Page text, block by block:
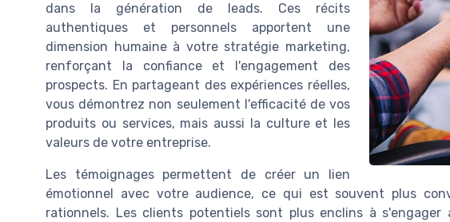
dans la génération de leads. Ces récits
authentiques et personnels apportent une
dimension humaine à votre stratégie marketing,
renforçant la confiance et l'engagement des
prospects. En partageant des expériences réelles,
vous démontrez non seulement l'efficacité de vos
produits ou services, mais aussi la culture et les
valeurs de votre entreprise.
Les témoignages permettent de créer un lien
émotionnel avec votre audience, ce qui est souvent plus
rationnels. Les clients potentiels sont plus enclins à s'engager